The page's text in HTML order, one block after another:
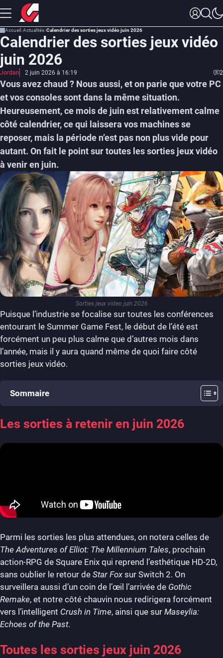
Accueil Actualités Calendrier des sorties jeux vidéo juin 2026
Calendrier des sorties jeux vidéo
juin 2026
Jordan 2 juin 2026 à 16:19 2
Vous avez chaud ? Nous aussi, et on parie que votre PC
et vos consoles sont dans la même situation.
Heureusement, ce mois de juin est relativement calme
côté calendrier, ce qui laissera vos machines se
reposer, mais la période n’est pas non plus vide pour
autant. On fait le point sur toutes les sorties jeux vidéo
à venir en juin.
Sorties jeux video juin 2026
Puisque l’industrie se focalise sur toutes les conférences
entourant le Summer Game Fest, le début de l’été est
forcément un peu plus calme que d’autres mois dans
l’année, mais il y aura quand même de quoi faire côté
sorties jeux vidéo.
Sommaire
Les sorties à retenir en juin 2026
Parmi les sorties les plus attendues, on notera celles de
The Adventures of Elliot: The Millennium Tales, prochain
action-RPG de Square Enix qui reprend l’esthétique HD-2D,
sans oublier le retour de Star Fox sur Switch 2. On
surveillera aussi d’un coin de l’œil l’arrivée de Gothic
Remake, et notre côté chauvin nous redirigera forcément
vers l’intelligent Crush in Time, ainsi que sur Maseylia:
Echoes of the Past.
Toutes les sorties jeux juin 2026